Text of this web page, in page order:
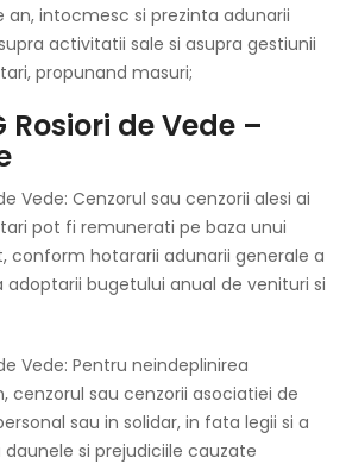
an, intocmesc si prezinta adunarii
activitatii sale si asupra gestiunii
propunand masuri;
Rosiori de Vede –
Vede: Cenzorul sau cenzorii alesi ai
pot fi remunerati pe baza unui
hotararii adunarii generale a
adoptarii bugetului anual de venituri si
Vede: Pentru neindeplinirea
cenzorul sau cenzorii asociatiei de
sau in solidar, in fata legii si a
si prejudiciile cauzate